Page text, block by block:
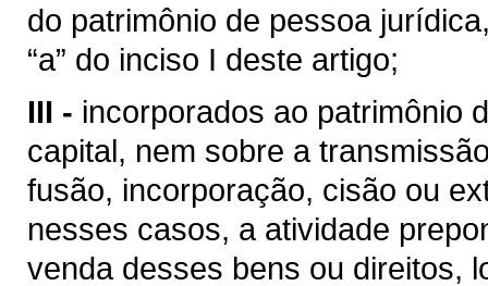
do patrimônio de pessoa
“a” do inciso I deste artigo;
III - incorporados ao patrimônio
capital, nem sobre a
fusão, incorporação, cisão ou
nesses casos, a atividade
venda desses bens ou direitos,